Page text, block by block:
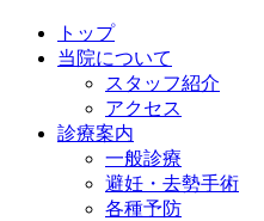
トップ
当院について
スタッフ紹介
アクセス
診療案内
一般診療
避妊・去勢手術
各種予防